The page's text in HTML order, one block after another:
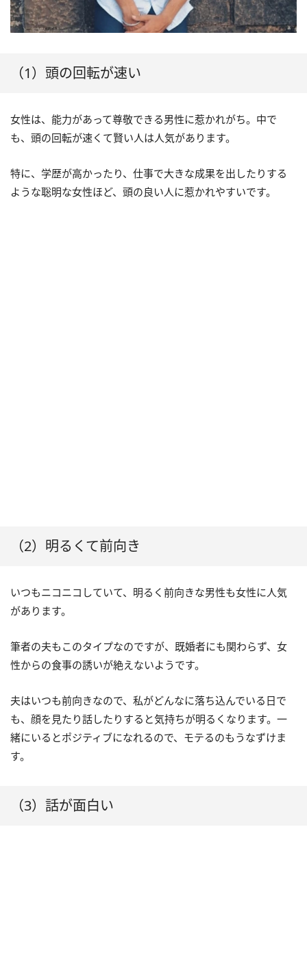
（1）頭の回転が速い
女性は、能力があって尊敬できる男性に惹かれがち。中で
も、頭の回転が速くて賢い人は人気があります。
特に、学歴が高かったり、仕事で大きな成果を出したりする
ような聡明な女性ほど、頭の良い人に惹かれやすいです。
（2）明るくて前向き
いつもニコニコしていて、明るく前向きな男性も女性に人気
があります。
筆者の夫もこのタイプなのですが、既婚者にも関わらず、女
性からの食事の誘いが絶えないようです。
夫はいつも前向きなので、私がどんなに落ち込んでいる日で
も、顔を見たり話したりすると気持ちが明るくなります。一
緒にいるとポジティブになれるので、モテるのもうなずけま
す。
（3）話が面白い